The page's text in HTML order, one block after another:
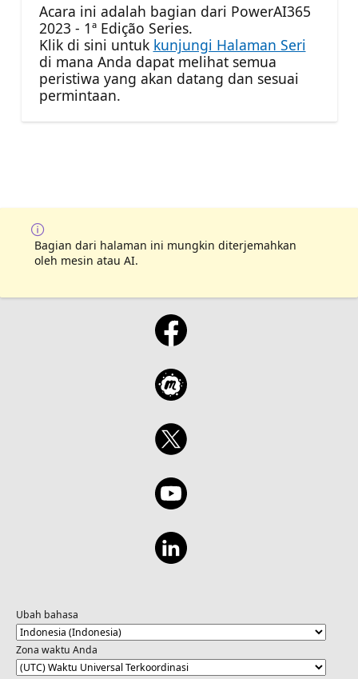
Acara ini adalah bagian dari PowerAI365
2023 - 1ª Edição Series.
Klik di sini untuk kunjungi Halaman Seri
di mana Anda dapat melihat semua
peristiwa yang akan datang dan sesuai
permintaan.
Bagian dari halaman ini mungkin diterjemahkan
oleh mesin atau AI.
Ubah bahasa
Zona waktu Anda